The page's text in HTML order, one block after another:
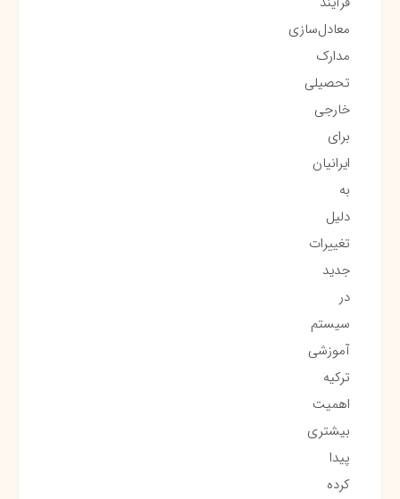
معادل‌سازی
مدارک
تحصیلی
خارجی
برای
ایرانیان
به
دلیل
تغییرات
جدید
در
سیستم
آموزشی
ترکیه
اهمیت
بیشتری
پیدا
کرده